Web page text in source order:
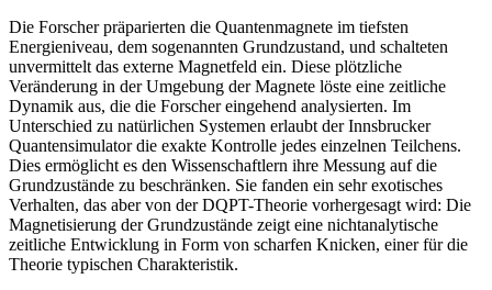
Die Forscher präparierten die Quantenmagnete im tiefsten
Energieniveau, dem sogenannten Grundzustand, und schalteten
unvermittelt das externe Magnetfeld ein. Diese plötzliche
Veränderung in der Umgebung der Magnete löste eine zeitliche
Dynamik aus, die die Forscher eingehend analysierten. Im
Unterschied zu natürlichen Systemen erlaubt der Innsbrucker
Quantensimulator die exakte Kontrolle jedes einzelnen Teilchens.
Dies ermöglicht es den Wissenschaftlern ihre Messung auf die
Grundzustände zu beschränken. Sie fanden ein sehr exotisches
Verhalten, das aber von der DQPT-Theorie vorhergesagt wird: Die
Magnetisierung der Grundzustände zeigt eine nichtanalytische
zeitliche Entwicklung in Form von scharfen Knicken, einer für die
Theorie typischen Charakteristik.